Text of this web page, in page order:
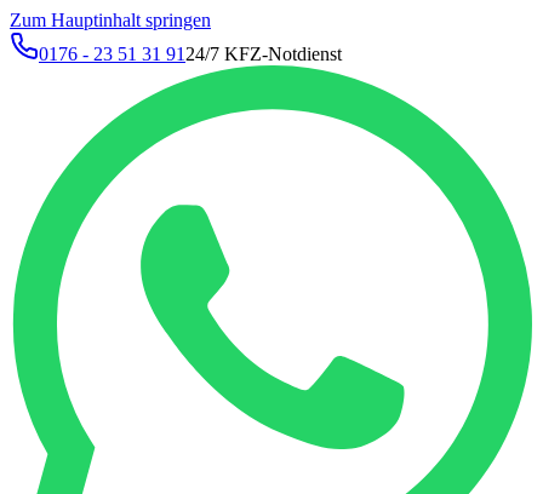
Zum Hauptinhalt springen
0176 - 23 51 31 91 24/7 KFZ-Notdienst